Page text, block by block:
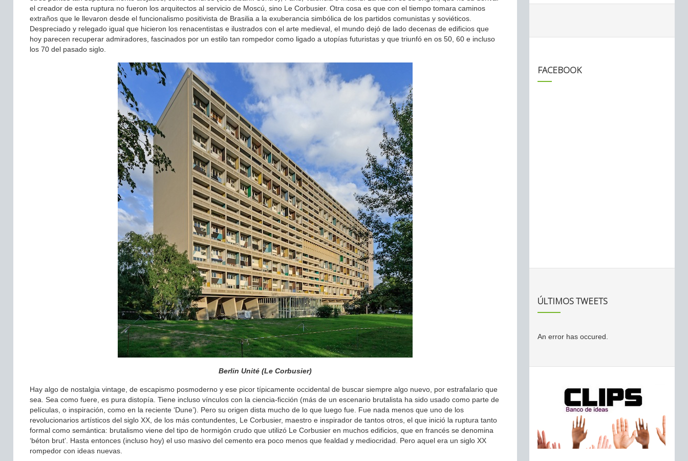
el creador de esta ruptura no fueron los arquitectos al servicio de Moscú, sino Le Corbusier. Otra cosa es que con el tiempo tomara caminos
extraños que le llevaron desde el funcionalismo positivista de Brasilia a la exuberancia simbólica de los partidos comunistas y soviéticos.
Despreciado y relegado igual que hicieron los renacentistas e ilustrados con el arte medieval, el mundo dejó de lado decenas de edificios que
hoy parecen recuperar admiradores, fascinados por un estilo tan rompedor como ligado a utopías futuristas y que triunfó en os 50, 60 e incluso
los 70 del pasado siglo.
Berlin Unité (Le Corbusier)
Hay algo de nostalgia vintage, de escapismo posmoderno y ese picor típicamente occidental de buscar siempre algo nuevo, por estrafalario que
sea. Sea como fuere, es pura distopía. Tiene incluso vínculos con la ciencia-ficción (más de un escenario brutalista ha sido usado como parte de
películas, o inspiración, como en la reciente ‘Dune’). Pero su origen dista mucho de lo que luego fue. Fue nada menos que uno de los
revolucionarios artísticos del siglo XX, de los más contundentes, Le Corbusier, maestro e inspirador de tantos otros, el que inició la ruptura tanto
formal como semántica: brutalismo viene del tipo de hormigón crudo que utilizó Le Corbusier en muchos edificios, que en francés se denomina
‘béton brut’. Hasta entonces (incluso hoy) el uso masivo del cemento era poco menos que fealdad y mediocridad. Pero aquel era un siglo XX
rompedor con ideas nuevas.
FACEBOOK
ÚLTIMOS TWEETS
An error has occured.